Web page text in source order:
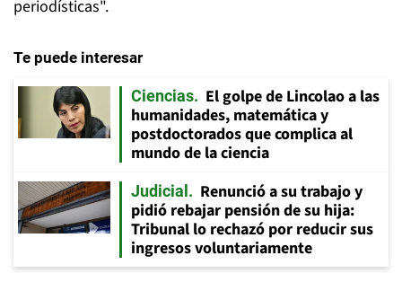
periodísticas".
Te puede interesar
Ciencias
El golpe de Lincolao a las
humanidades, matemática y
postdoctorados que complica al
mundo de la ciencia
Judicial
Renunció a su trabajo y
pidió rebajar pensión de su hija:
Tribunal lo rechazó por reducir sus
ingresos voluntariamente